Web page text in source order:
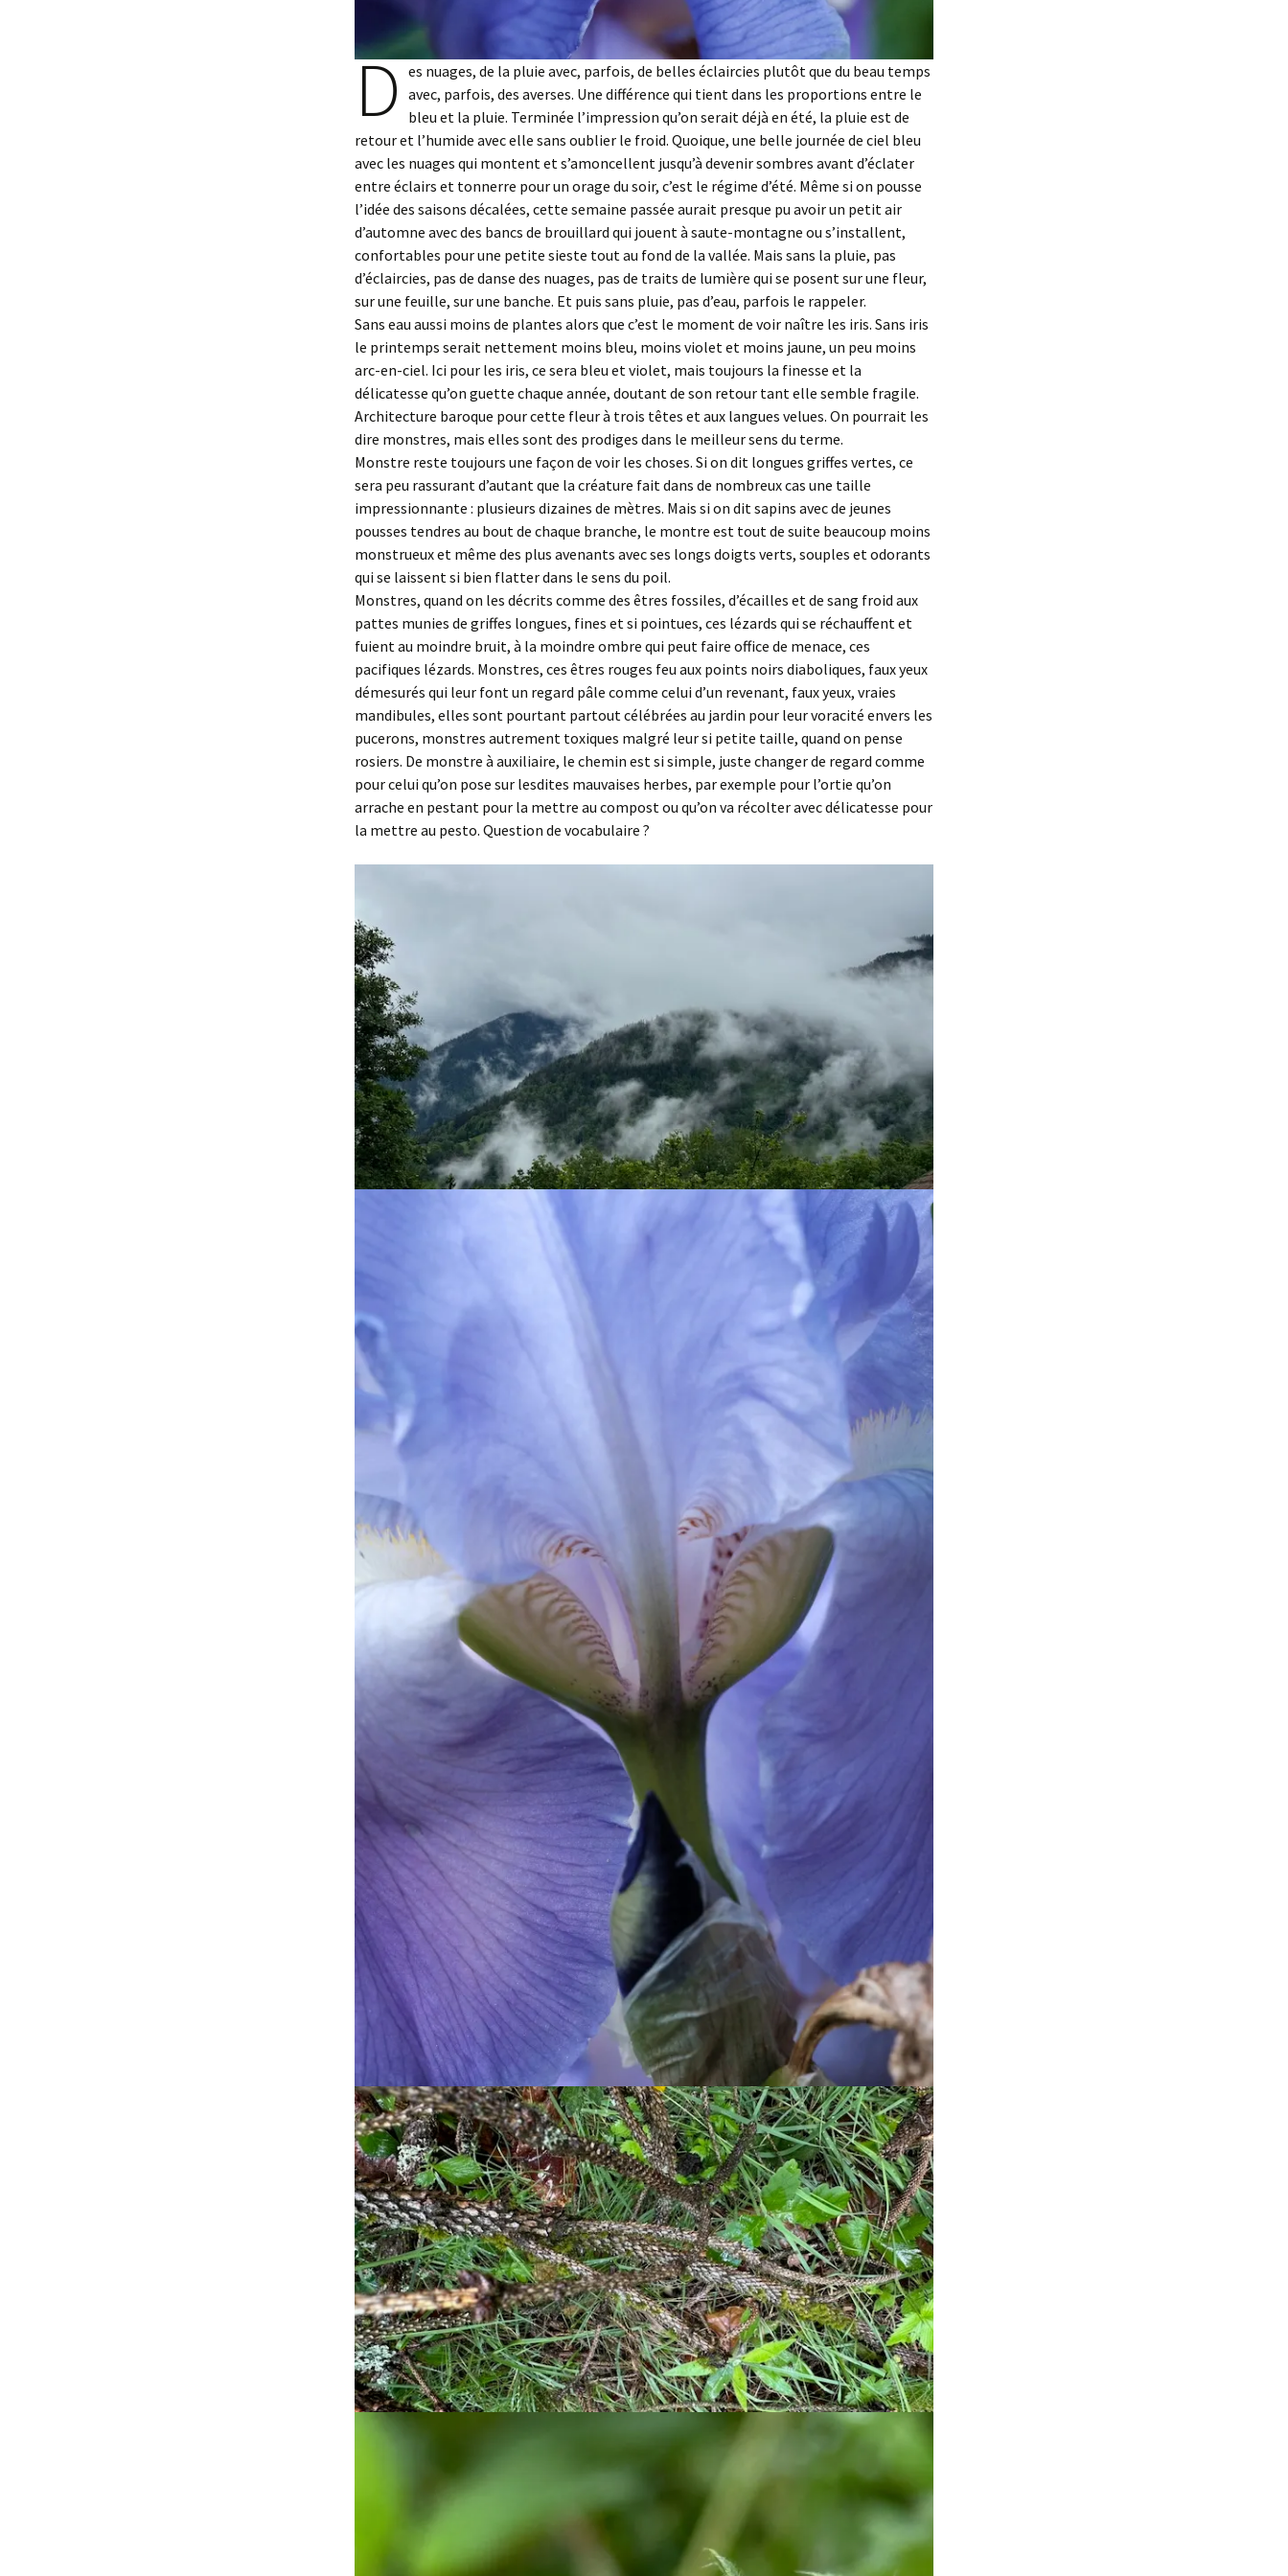
D es nuages, de la pluie avec, parfois, de belles éclaircies plutôt que du beau temps
avec, parfois, des averses. Une différence qui tient dans les proportions entre le
bleu et la pluie. Terminée l’impression qu’on serait déjà en été, la pluie est de
retour et l’humide avec elle sans oublier le froid. Quoique, une belle journée de ciel bleu
avec les nuages qui montent et s’amoncellent jusqu’à devenir sombres avant d’éclater
entre éclairs et tonnerre pour un orage du soir, c’est le régime d’été. Même si on pousse
l’idée des saisons décalées, cette semaine passée aurait presque pu avoir un petit air
d’automne avec des bancs de brouillard qui jouent à saute-montagne ou s’installent,
confortables pour une petite sieste tout au fond de la vallée. Mais sans la pluie, pas
d’éclaircies, pas de danse des nuages, pas de traits de lumière qui se posent sur une fleur,
sur une feuille, sur une banche. Et puis sans pluie, pas d’eau, parfois le rappeler.
Sans eau aussi moins de plantes alors que c’est le moment de voir naître les iris. Sans iris
le printemps serait nettement moins bleu, moins violet et moins jaune, un peu moins
arc-en-ciel. Ici pour les iris, ce sera bleu et violet, mais toujours la finesse et la
délicatesse qu’on guette chaque année, doutant de son retour tant elle semble fragile.
Architecture baroque pour cette fleur à trois têtes et aux langues velues. On pourrait les
dire monstres, mais elles sont des prodiges dans le meilleur sens du terme.
Monstre reste toujours une façon de voir les choses. Si on dit longues griffes vertes, ce
sera peu rassurant d’autant que la créature fait dans de nombreux cas une taille
impressionnante : plusieurs dizaines de mètres. Mais si on dit sapins avec de jeunes
pousses tendres au bout de chaque branche, le montre est tout de suite beaucoup moins
monstrueux et même des plus avenants avec ses longs doigts verts, souples et odorants
qui se laissent si bien flatter dans le sens du poil.
Monstres, quand on les décrits comme des êtres fossiles, d’écailles et de sang froid aux
pattes munies de griffes longues, fines et si pointues, ces lézards qui se réchauffent et
fuient au moindre bruit, à la moindre ombre qui peut faire office de menace, ces
pacifiques lézards. Monstres, ces êtres rouges feu aux points noirs diaboliques, faux yeux
démesurés qui leur font un regard pâle comme celui d’un revenant, faux yeux, vraies
mandibules, elles sont pourtant partout célébrées au jardin pour leur voracité envers les
pucerons, monstres autrement toxiques malgré leur si petite taille, quand on pense
rosiers. De monstre à auxiliaire, le chemin est si simple, juste changer de regard comme
pour celui qu’on pose sur lesdites mauvaises herbes, par exemple pour l’ortie qu’on
arrache en pestant pour la mettre au compost ou qu’on va récolter avec délicatesse pour
la mettre au pesto. Question de vocabulaire ?